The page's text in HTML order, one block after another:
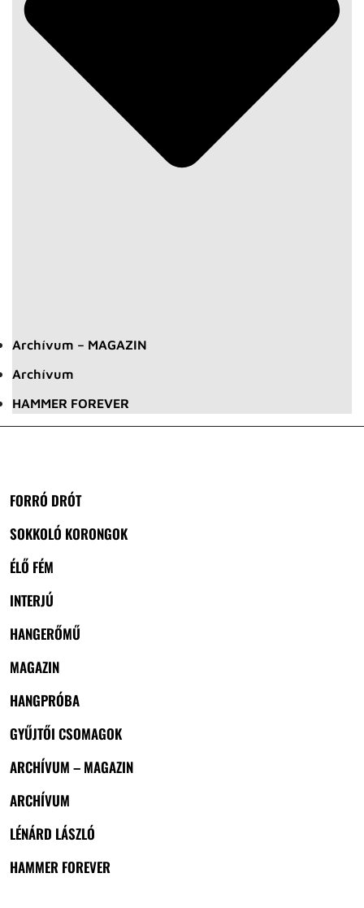
Archívum – MAGAZIN
Archívum
HAMMER FOREVER
FORRÓ DRÓT
SOKKOLÓ KORONGOK
ÉLŐ FÉM
INTERJÚ
HANGERŐMŰ
MAGAZIN
HANGPRÓBA
GYŰJTŐI CSOMAGOK
ARCHÍVUM – MAGAZIN
ARCHÍVUM
LÉNÁRD LÁSZLÓ
HAMMER FOREVER